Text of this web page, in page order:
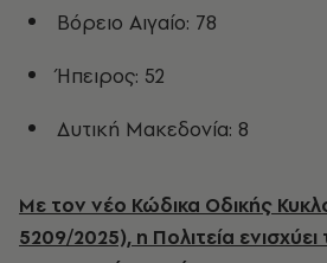
Βόρειο Αιγαίο: 78
Ήπειρος: 52
Δυτική Μακεδονία: 8
Με τον νέο Κώδικα Οδικής
5209/2025), η Πολιτεία